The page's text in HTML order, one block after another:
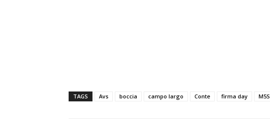
TAGS Avs boccia campo largo Conte firma day M5S